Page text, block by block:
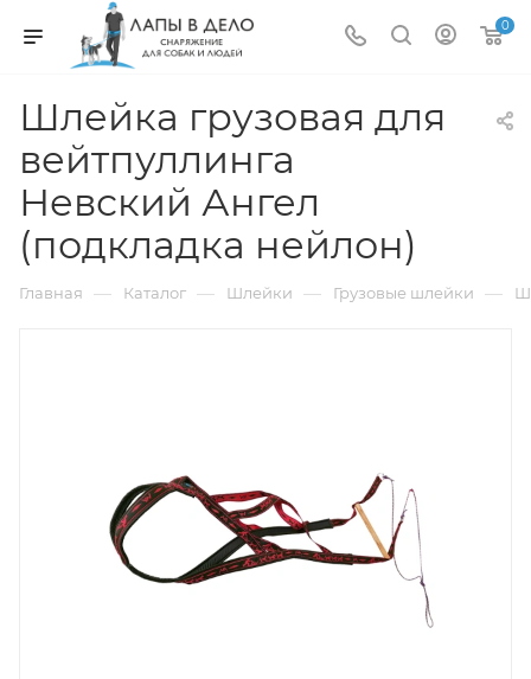
0
Шлейка грузовая для
вейтпуллинга
Невский Ангел
(подкладка нейлон)
Главная — Каталог — Шлейки — Грузовые шлейки —